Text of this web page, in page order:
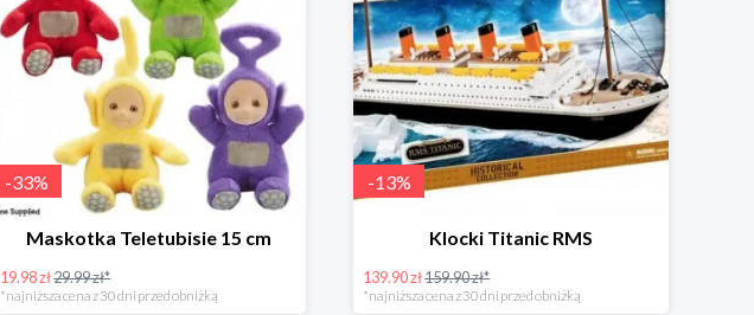
-33%
Maskotka Teletubisie 15 cm
19.98 zł29.99 zł*
*najniższa cena z 30 dni przed obniżką
-13%
Klocki Titanic RMS
139.90 zł159.90 zł*
*najniższa cena z 30 dni przed obniżką